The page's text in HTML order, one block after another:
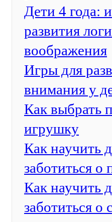
Дети 4 года:
развития
воображения
Игры для
внимания у
Как выбрать
игрушку
Как научить
заботиться о
Как научить
заботиться о